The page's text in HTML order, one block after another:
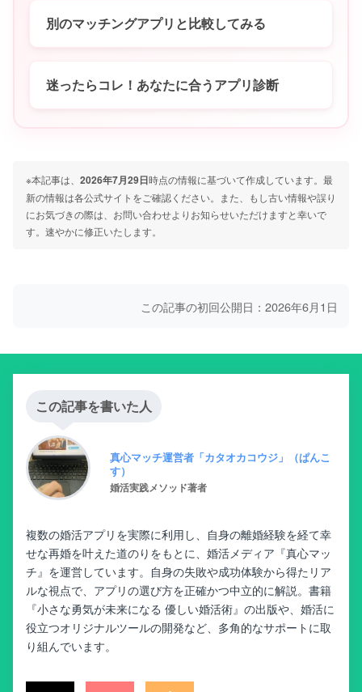
別のマッチングアプリと比較してみる
迷ったらコレ！あなたに合うアプリ診断
※本記事は、 2026年7月29日時点の情報に基づいて作成しています。最
新の情報は各公式サイトをご確認ください。また、もし古い情報や誤り
にお気づきの際は、お問い合わせよりお知らせいただけますと幸いで
す。速やかに修正いたします。
この記事の初回公開日：2026年6月1日
この記事を書いた人
真心マッチ運営者「カタオカコウジ」（ぱんこ
す）
婚活実践メソッド著者
複数の婚活アプリを実際に利用し、自身の離婚経験を経て幸
せな再婚を叶えた道のりをもとに、婚活メディア『真心マッ
チ』を運営しています。自身の失敗や成功体験から得たリア
ルな視点で、アプリの選び方を正確かつ中立的に解説。書籍
『小さな勇気が未来になる 優しい婚活術』の出版や、婚活に
役立つオリジナルツールの開発など、多角的なサポートに取
り組んでいます。